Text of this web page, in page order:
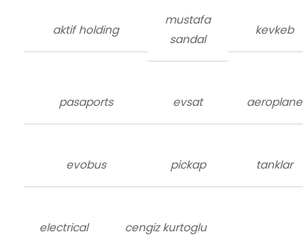
aktif holding
mustafa
sandal
kevkeb
pasaports evsat aeroplane
evobus pickap tanklar
electrical cengiz kurtoglu